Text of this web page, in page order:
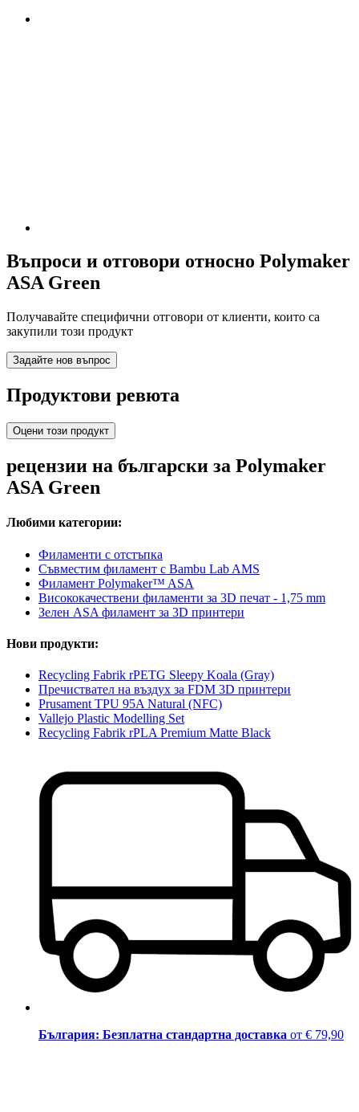
Въпроси и отговори относно Polymaker
ASA Green
Получавайте специфични отговори от клиенти, които са
закупили този продукт
Задайте нов въпрос
Продуктови ревюта
Оцени този продукт
рецензии на български за Polymaker
ASA Green
Любими категории:
Филаменти с отстъпка
Съвместим филамент с Bambu Lab AMS
Филамент Polymaker™ ASA
Висококачествени филаменти за 3D печат - 1,75 mm
Зелен ASA филамент за 3D принтери
Нови продукти:
Recycling Fabrik rPETG Sleepy Koala (Gray)
Пречиствател на въздух за FDM 3D принтери
Prusament TPU 95A Natural (NFC)
Vallejo Plastic Modelling Set
Recycling Fabrik rPLA Premium Matte Black
България: Безплатна стандартна доставка от € 79,90